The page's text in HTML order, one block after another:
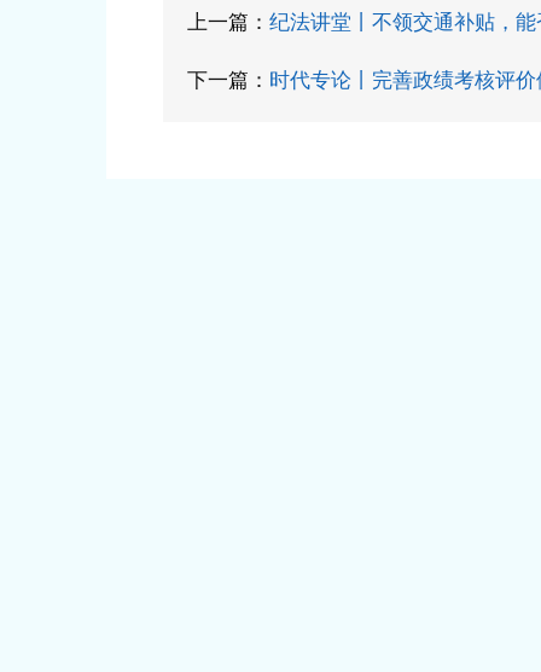
上一篇： 纪法讲堂丨不领交通补贴，
下一篇： 时代专论丨完善政绩考核评